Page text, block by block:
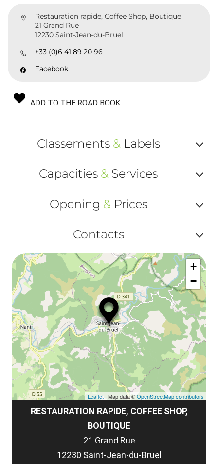
Restauration rapide, Coffee Shop, Boutique
21 Grand Rue
12230 Saint-Jean-du-Bruel
+33 (0)6 41 89 20 96
Facebook
ADD TO THE ROAD BOOK
Classements &Labels
ou
Capacities & Services
ou
Opening &Prices
ou
et
Contacts
ou
RESTAURATION RAPIDE, COFFEE SHOP,
BOUTIQUE
21 Grand Rue
12230 Saint-Jean-du-Bruel
+
−
Leaflet | Map data ©OpenStreetMap contributors